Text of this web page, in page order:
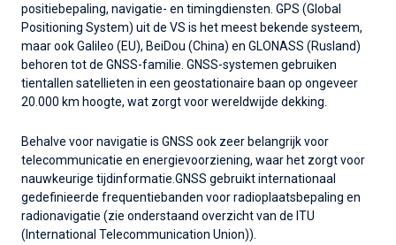
positiebepaling, navigatie- en timingdiensten. GPS (Global
Positioning System) uit de VS is het meest bekende systeem,
maar ook Galileo (EU), BeiDou (China) en GLONASS (Rusland)
behoren tot de GNSS-familie. GNSS-systemen gebruiken
tientallen satellieten in een geostationaire baan op ongeveer
20.000 km hoogte, wat zorgt voor wereldwijde dekking.
Behalve voor navigatie is GNSS ook zeer belangrijk voor
telecommunicatie en energievoorziening, waar het zorgt voor
nauwkeurige tijdinformatie.GNSS gebruikt internationaal
gedefinieerde frequentiebanden voor radioplaatsbepaling en
radionavigatie (zie onderstaand overzicht van de ITU
(International Telecommunication Union)).